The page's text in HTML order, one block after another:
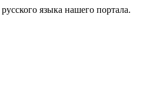
русского языка нашего портала.